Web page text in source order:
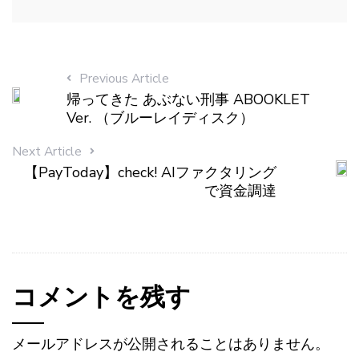
Previous Article
帰ってきた あぶない刑事 ABOOKLET
Ver. （ブルーレイディスク）
Next Article
【PayToday】check! AIファクタリング
で資金調達
コメントを残す
メールアドレスが公開されることはありません。